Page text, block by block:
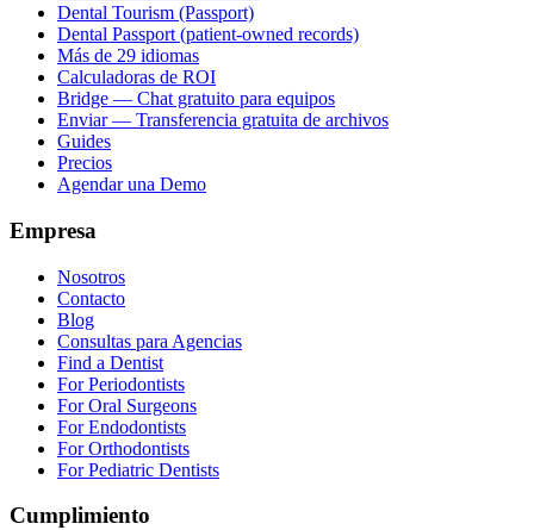
Dental Tourism (Passport)
Dental Passport (patient-owned records)
Más de 29 idiomas
Calculadoras de ROI
Bridge — Chat gratuito para equipos
Enviar — Transferencia gratuita de archivos
Guides
Precios
Agendar una Demo
Empresa
Nosotros
Contacto
Blog
Consultas para Agencias
Find a Dentist
For Periodontists
For Oral Surgeons
For Endodontists
For Orthodontists
For Pediatric Dentists
Cumplimiento